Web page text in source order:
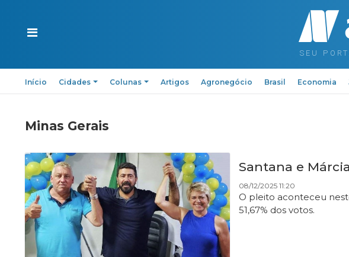
Início Cidades Colunas Artigos Agronegócio Brasil Economia
Minas Gerais
Santana e
08/12/2025 11:20
O pleito aconteceu
51,67% dos votos.